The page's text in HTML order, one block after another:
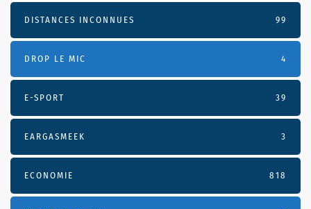
DISTANCES INCONNUES 99
DROP LE MIC 4
E-SPORT 39
EARGASMEEK 3
ECONOMIE 818